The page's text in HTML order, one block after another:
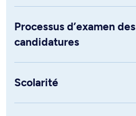
Processus d’examen des
candidatures
Scolarité